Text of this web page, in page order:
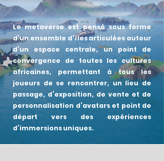
Le metaverse est pensé sous forme
d’un ensemble d’îles articulées autour
d’un espace centrale, un point de
convergence de toutes les cultures
africaines, permettant à tous les
joueurs de se rencontrer, un lieu de
passage, d’exposition, de vente et de
personnalisation d’avatars et point de
départ vers des expériences
d’immersions uniques.